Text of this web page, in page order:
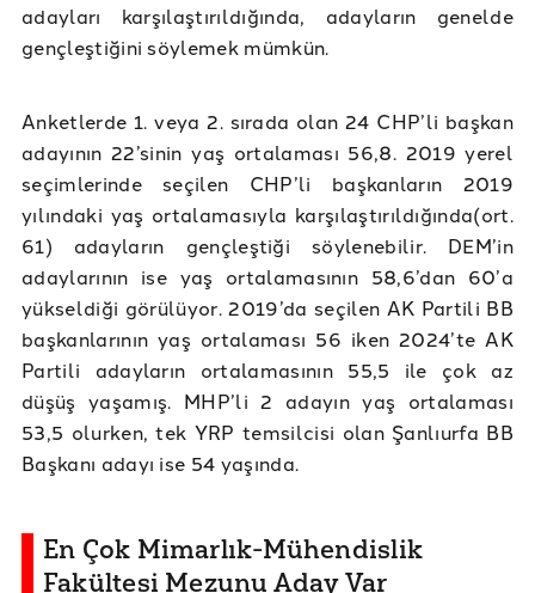
adayları karşılaştırıldığında, adayların genelde
gençleştiğini söylemek mümkün.
Anketlerde 1. veya 2. sırada olan 24 CHP’li başkan
adayının 22’sinin yaş ortalaması 56,8. 2019 yerel
seçimlerinde seçilen CHP’li başkanların 2019
yılındaki yaş ortalamasıyla karşılaştırıldığında(ort.
61) adayların gençleştiği söylenebilir. DEM’in
adaylarının ise yaş ortalamasının 58,6’dan 60’a
yükseldiği görülüyor. 2019’da seçilen AK Partili BB
başkanlarının yaş ortalaması 56 iken 2024’te AK
Partili adayların ortalamasının 55,5 ile çok az
düşüş yaşamış. MHP’li 2 adayın yaş ortalaması
53,5 olurken, tek YRP temsilcisi olan Şanlıurfa BB
Başkanı adayı ise 54 yaşında.
En Çok Mimarlık-Mühendislik
Fakültesi Mezunu Aday Var